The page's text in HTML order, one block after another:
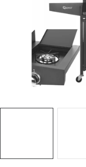
Ochranné
Vianoce
Fotovoltaika
Servis náradia